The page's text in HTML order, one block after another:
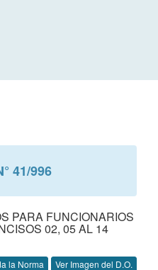
41/996
PARA FUNCIONARIOS
02, 05 AL 14
la Norma Ver Imagen del D.O.